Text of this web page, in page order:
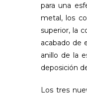
para una
metal, los
superior, la
acabado de
anillo de la
deposición
Los tres